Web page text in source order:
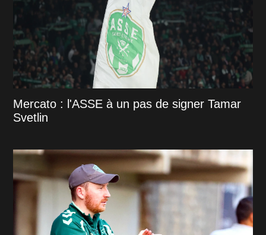
Mercato : l'ASSE à un pas de signer Tamar
Svetlin